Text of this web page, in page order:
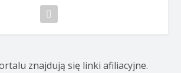
znajdują się linki afiliacyjne.